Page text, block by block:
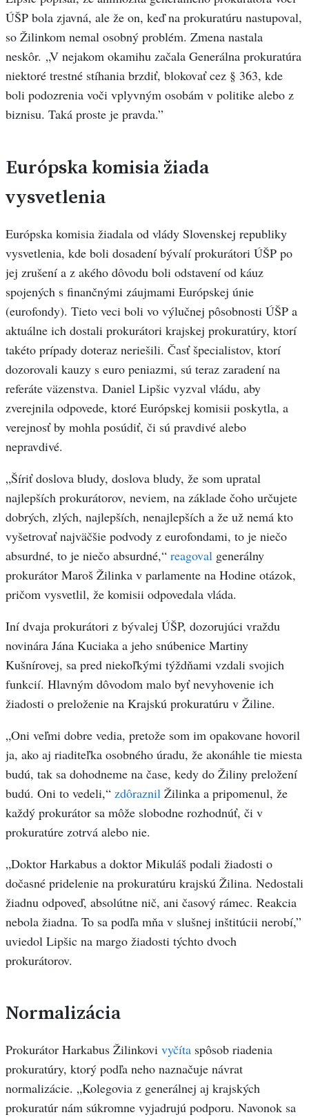
ÚŠP bola zjavná, ale že on, keď na prokuratúru nastupoval,
so Žilinkom nemal osobný problém. Zmena nastala
neskôr. „V nejakom okamihu začala Generálna prokuratúra
niektoré trestné stíhania brzdiť, blokovať cez § 363, kde
boli podozrenia voči vplyvným osobám v politike alebo z
biznisu. Taká proste je pravda.”
Európska komisia žiada
vysvetlenia
Európska komisia žiadala od vlády Slovenskej republiky
vysvetlenia, kde boli dosadení bývalí prokurátori ÚŠP po
jej zrušení a z akého dôvodu boli odstavení od káuz
spojených s finančnými záujmami Európskej únie
(eurofondy). Tieto veci boli vo výlučnej pôsobnosti ÚŠP a
aktuálne ich dostali prokurátori krajskej prokuratúry, ktorí
takéto prípady doteraz neriešili. Časť špecialistov, ktorí
dozorovali kauzy s euro peniazmi, sú teraz zaradení na
referáte väzenstva. Daniel Lipšic vyzval vládu, aby
zverejnila odpovede, ktoré Európskej komisii poskytla, a
verejnosť by mohla posúdiť, či sú pravdivé alebo
nepravdivé.
„Šíriť doslova bludy, doslova bludy, že som upratal
najlepších prokurátorov, neviem, na základe čoho určujete
dobrých, zlých, najlepších, nenajlepších a že už nemá kto
vyšetrovať najväčšie podvody z eurofondami, to je niečo
absurdné, to je niečo absurdné,“ reagoval generálny
prokurátor Maroš Žilinka v parlamente na Hodine otázok,
pričom vysvetlil, že komisii odpovedala vláda.
Iní dvaja prokurátori z bývalej ÚŠP, dozorujúci vraždu
novinára Jána Kuciaka a jeho snúbenice Martiny
Kušnírovej, sa pred niekoľkými týždňami vzdali svojich
funkcií. Hlavným dôvodom malo byť nevyhovenie ich
žiadosti o preloženie na Krajskú prokuratúru v Žiline.
„Oni veľmi dobre vedia, pretože som im opakovane hovoril
ja, ako aj riaditeľka osobného úradu, že akonáhle tie miesta
budú, tak sa dohodneme na čase, kedy do Žiliny preložení
budú. Oni to vedeli,“ zdôraznil Žilinka a pripomenul, že
každý prokurátor sa môže slobodne rozhodnúť, či v
prokuratúre zotrvá alebo nie.
„Doktor Harkabus a doktor Mikuláš podali žiadosti o
dočasné pridelenie na prokuratúru krajskú Žilina. Nedostali
žiadnu odpoveď, absolútne nič, ani časový rámec. Reakcia
nebola žiadna. To sa podľa mňa v slušnej inštitúcii nerobí,”
uviedol Lipšic na margo žiadosti týchto dvoch
prokurátorov.
Normalizácia
Prokurátor Harkabus Žilinkovi vyčíta spôsob riadenia
prokuratúry, ktorý podľa neho naznačuje návrat
normalizácie. „Kolegovia z generálnej aj krajských
prokuratúr nám súkromne vyjadrujú podporu. Navonok sa